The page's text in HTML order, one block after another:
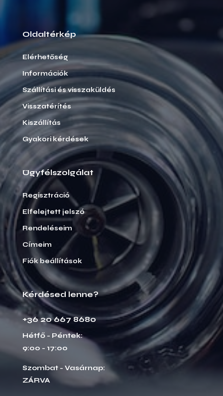
Oldaltérkép
Elérhetőség
Információk
Szállítási és visszaküldés
Visszatérítés
Kiszállítás
Gyakori kérdések
Ügyfélszolgálat
Regisztráció
Elfelejtett jelszó
Rendeléseim
Címeim
Fiók beállítások
Kérdésed lenne?
+36 20 667 8680
Hétfő - Péntek:
9:00 - 17:00
Szombat - Vasárnap:
ZÁRVA